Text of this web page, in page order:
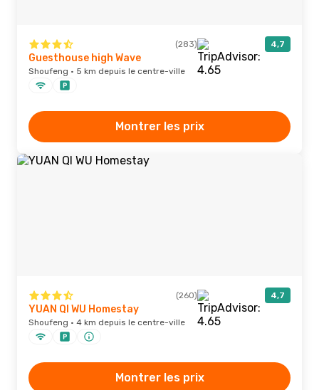
(283) 4,7
Guesthouse high Wave
Shoufeng · 5 km depuis le centre-ville
Montrer les prix
(260) 4,7
YUAN QI WU Homestay
Shoufeng · 4 km depuis le centre-ville
Montrer les prix